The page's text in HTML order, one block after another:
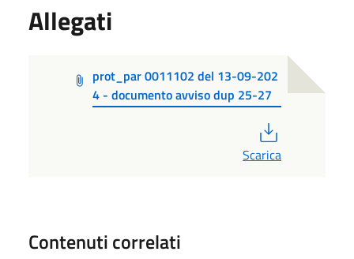
Allegati
prot_par 0011102 del 13-09-202
4 - documento avviso dup 25-27
Scarica
Contenuti correlati